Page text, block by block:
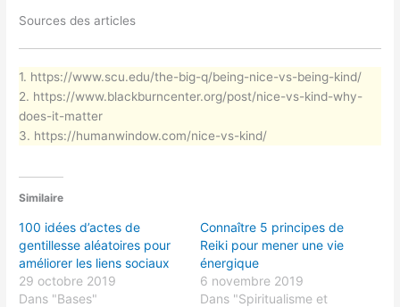
Sources des articles
1. https://www.scu.edu/the-big-q/being-nice-vs-being-kind/
2. https://www.blackburncenter.org/post/nice-vs-kind-why-
does-it-matter
3. https://humanwindow.com/nice-vs-kind/
Similaire
100 idées d’actes de
gentillesse aléatoires pour
améliorer les liens sociaux
29 octobre 2019
Dans "Bases"
Connaître 5 principes de
Reiki pour mener une vie
énergique
6 novembre 2019
Dans "Spiritualisme et